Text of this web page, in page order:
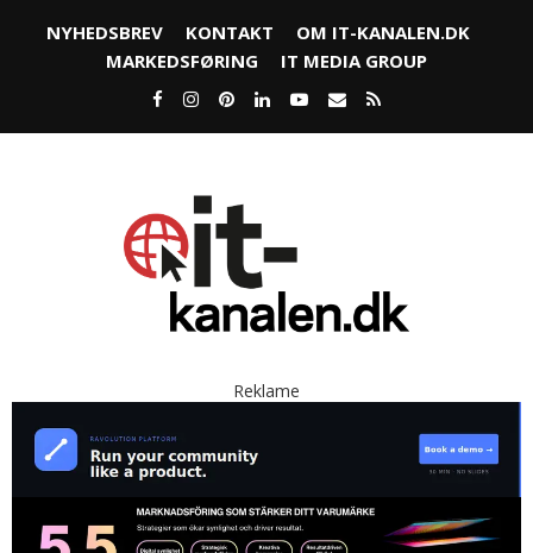
NYHEDSBREV KONTAKT
OM IT-KANALEN.DK
MARKEDSFØRING
IT MEDIA GROUP
Reklame